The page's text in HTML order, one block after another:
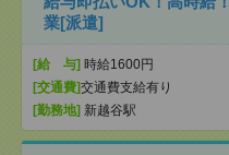
業[派遣]
[給 与] 時給1600円
[交通費]交通費支給有り
[勤務地] 新越谷駅